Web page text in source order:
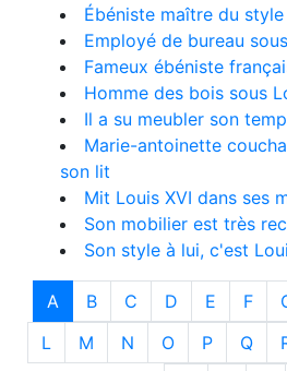
Ébéniste maître du
Employé de bureau
Fameux ébéniste
Homme des bois sous
Il a su meubler son
Marie-antoinette
son lit
Mit Louis XVI dans ses
Son mobilier est très
Son style à lui, c'est
A B C D E F
L
M N O P Q